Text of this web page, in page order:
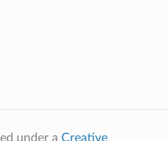
under a Creative